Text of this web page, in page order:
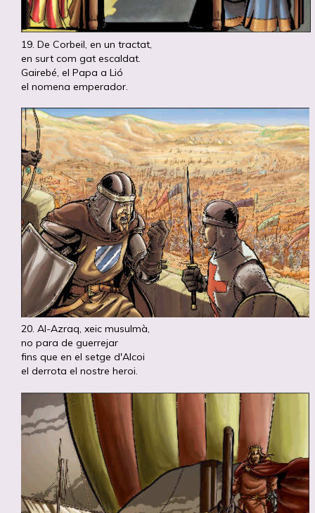
19. De Corbeil, en un tractat,
en surt com gat escaldat.
Gairebé, el Papa a Lió
el nomena emperador.
20. Al-Azraq, xeic musulmà,
no para de guerrejar
fins que en el setge d'Alcoi
el derrota el nostre heroi.